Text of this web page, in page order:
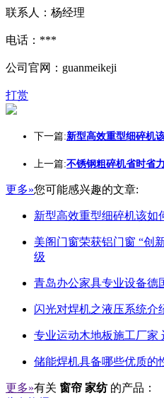
联系人：杨经理
电话：***
公司官网：guanmeikeji
打赏
下一篇:新型高效重型细碎机
上一篇:不锈钢粗碎机省时省
更多»您可能感兴趣的文章:
新型高效重型细碎机该如
美阁门窗荣获铝门窗 “创
级
青岛办公家具专业设备德
闪光对焊机之液压系统
专业运动木地板施工厂家
储能焊机具备哪些优质
更多»有关 窗帘 家纺 的产品：